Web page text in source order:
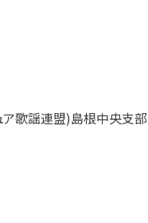
ア歌謡連盟)島根中央支部